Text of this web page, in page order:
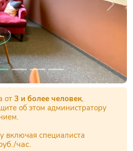
Next
от 3 и более человек,
об этом администратору
включая специалиста
час.